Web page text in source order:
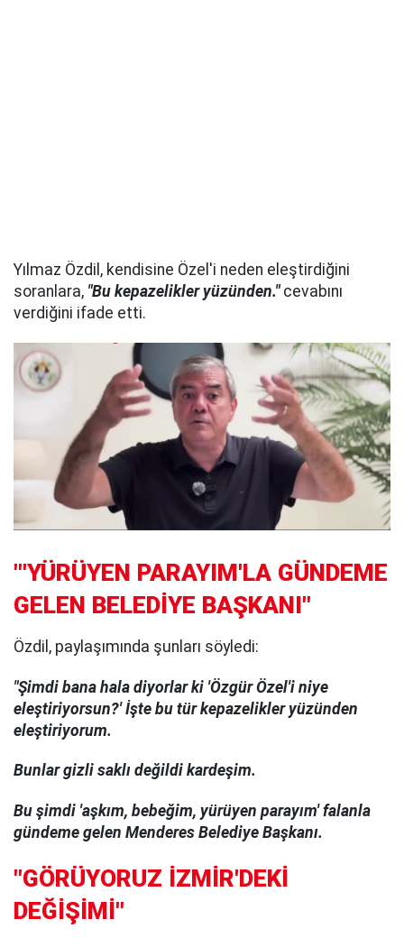
Yılmaz Özdil, kendisine Özel'i neden eleştirdiğini
soranlara, "Bu kepazelikler yüzünden."cevabını
verdiğini ifade etti.
"'YÜRÜYEN PARAYIM'LA GÜNDEME
GELEN BELEDİYE BAŞKANI"
Özdil, paylaşımında şunları söyledi:
"Şimdi bana hala diyorlar ki 'Özgür Özel'i niye
eleştiriyorsun?' İşte bu tür kepazelikler yüzünden
eleştiriyorum.
Bunlar gizli saklı değildi kardeşim.
Bu şimdi 'aşkım, bebeğim, yürüyen parayım' falanla
gündeme gelen Menderes Belediye Başkanı.
"GÖRÜYORUZ İZMİR'DEKİ
DEĞİŞİMİ"